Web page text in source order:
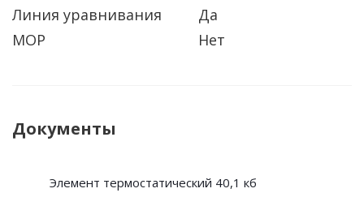
Линия уравнивания
Да
МОР
Нет
Документы
Элемент термостатический 40,1 кб